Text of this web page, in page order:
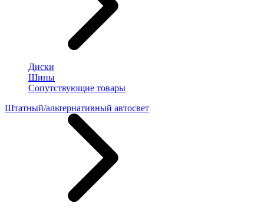
Диски
Шины
Сопутствующие товары
Штатный/альтернативный автосвет